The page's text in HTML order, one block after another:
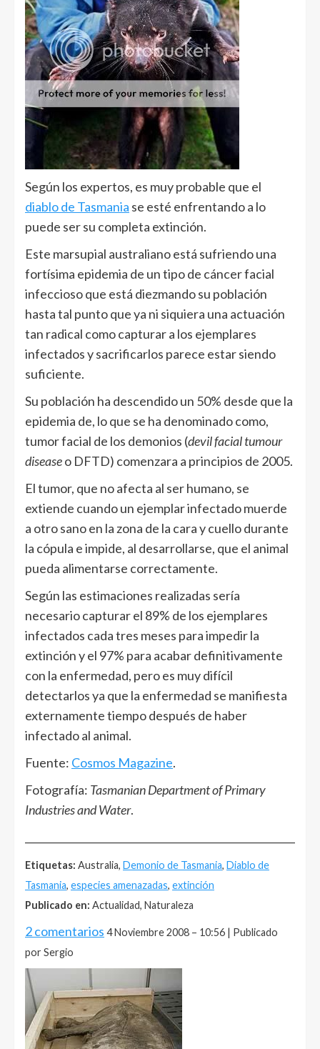
Según los expertos, es muy probable que el
diablo de Tasmania se esté enfrentando a lo
puede ser su completa extinción.
Este marsupial australiano está sufriendo una
fortísima epidemia de un tipo de cáncer facial
infeccioso que está diezmando su población
hasta tal punto que ya ni siquiera una actuación
tan radical como capturar a los ejemplares
infectados y sacrificarlos parece estar siendo
suficiente.
Su población ha descendido un 50% desde que la
epidemia de, lo que se ha denominado como,
tumor facial de los demonios (devil facial tumour
diseaseo DFTD) comenzara a principios de 2005.
El tumor, que no afecta al ser humano, se
extiende cuando un ejemplar infectado muerde
a otro sano en la zona de la cara y cuello durante
la cópula e impide, al desarrollarse, que el animal
pueda alimentarse correctamente.
Según las estimaciones realizadas sería
necesario capturar el 89% de los ejemplares
infectados cada tres meses para impedir la
extinción y el 97% para acabar definitivamente
con la enfermedad, pero es muy difícil
detectarlos ya que la enfermedad se manifiesta
externamente tiempo después de haber
infectado al animal.
Fuente: Cosmos Magazine.
Fotografía: Tasmanian Department of Primary
Industries and Water.
Etiquetas: Australia, Demonio de Tasmania, Diablo de
Tasmania, especies amenazadas, extinción
Publicado en: Actualidad, Naturaleza
2 comentarios 4 Noviembre 2008 – 10:56 | Publicado
por Sergio